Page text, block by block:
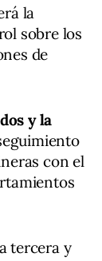
la
sobre los
de
y la
con el
tercera y